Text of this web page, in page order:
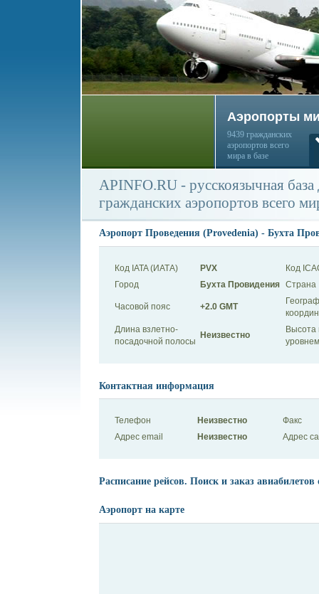
Аэропорты
9439 гражданских
аэропортов всего
мира в базе
APINFO.RU - русскоязычная
гражданских аэропортов всего
Аэропорт Проведения (Provedenia) - Бухта
Код IATA (ИАТА) PVX
Код
Город
Бухта Провидения Страна
Часовой пояс +2.0 GMT
Длина взлетно-
посадочной полосы
Неизвестно
Высота
Контактная информация
Телефон Неизвестно
Факс
Адрес email
Неизвестно Адрес
Расписание рейсов. Поиск и заказ авиабилетов
Аэропорт на карте